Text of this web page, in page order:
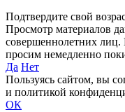
Подтвердите свой
Просмотр материалов
совершеннолетних лиц.
просим немедленно
Да Нет
Пользуясь сайтом, вы
и политикой
ОК